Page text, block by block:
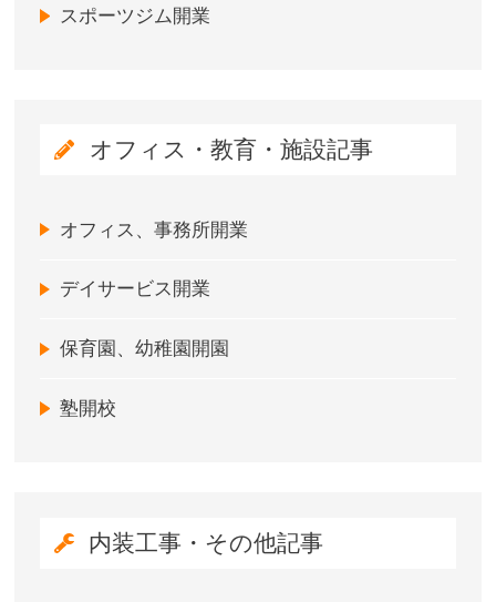
スポーツジム開業
オフィス・教育・施設記事
オフィス、事務所開業
デイサービス開業
保育園、幼稚園開園
塾開校
内装工事・その他記事